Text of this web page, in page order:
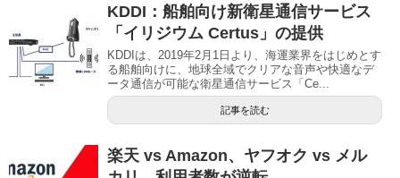
KDDI：船舶向け新衛星通信サービス
「イリジウム Certus」の提供
KDDIは、2019年2月1日より、海運業界をはじめとす
る船舶向けに、地球全域でクリアな音声や快適なデ
ータ通信が可能な衛星通信サービス「Ce...
記事を読む
楽天 vs Amazon、ヤフオク vs メル